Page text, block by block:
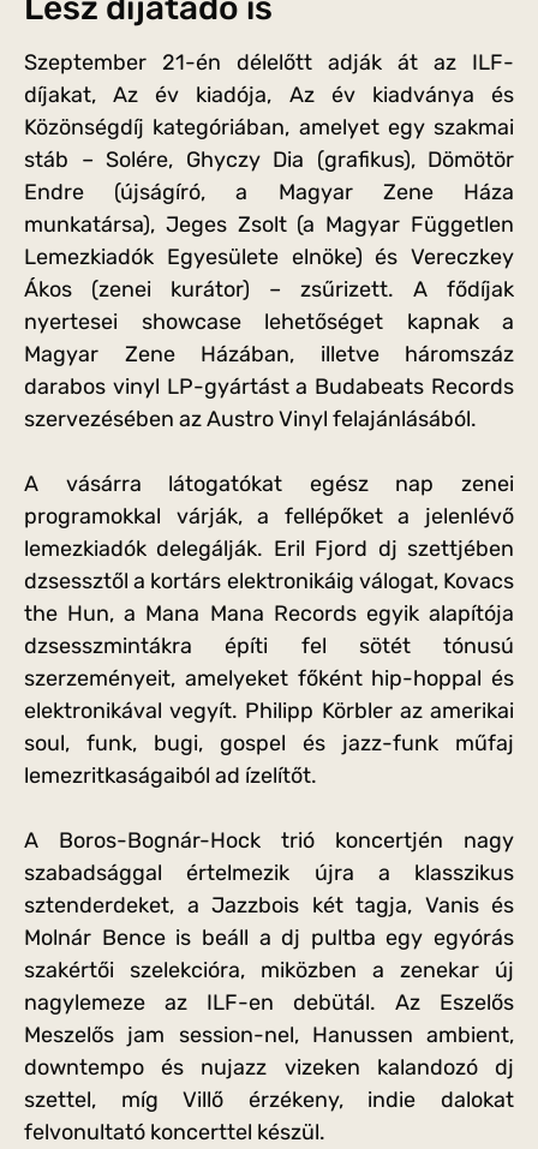
Szeptember 21-én délelőtt adják át az ILF-
díjakat, Az év kiadója, Az év kiadványa és
Közönségdíj kategóriában, amelyet egy szakmai
stáb – Solére, Ghyczy Dia (grafikus), Dömötör
Endre (újságíró, a Magyar Zene Háza
munkatársa), Jeges Zsolt (a Magyar Független
Lemezkiadók Egyesülete elnöke) és Vereczkey
Ákos (zenei kurátor) – zsűrizett. A fődíjak
nyertesei showcase lehetőséget kapnak a
Magyar Zene Házában, illetve háromszáz
darabos vinyl LP-gyártást a Budabeats Records
szervezésében az Austro Vinyl felajánlásából.
A vásárra látogatókat egész nap zenei
programokkal várják, a fellépőket a jelenlévő
lemezkiadók delegálják. Eril Fjord dj szettjében
dzsessztől a kortárs elektronikáig válogat, Kovacs
the Hun, a Mana Mana Records egyik alapítója
dzsesszmintákra építi fel sötét tónusú
szerzeményeit, amelyeket főként hip-hoppal és
elektronikával vegyít. Philipp Körbler az amerikai
soul, funk, bugi, gospel és jazz-funk műfaj
lemezritkaságaiból ad ízelítőt.
A Boros-Bognár-Hock trió koncertjén nagy
szabadsággal értelmezik újra a klasszikus
sztenderdeket, a Jazzbois két tagja, Vanis és
Molnár Bence is beáll a dj pultba egy egyórás
szakértői szelekcióra, miközben a zenekar új
nagylemeze az ILF-en debütál. Az Eszelős
Meszelős jam session-nel, Hanussen ambient,
downtempo és nujazz vizeken kalandozó dj
szettel, míg Villő érzékeny, indie dalokat
felvonultató koncerttel készül.